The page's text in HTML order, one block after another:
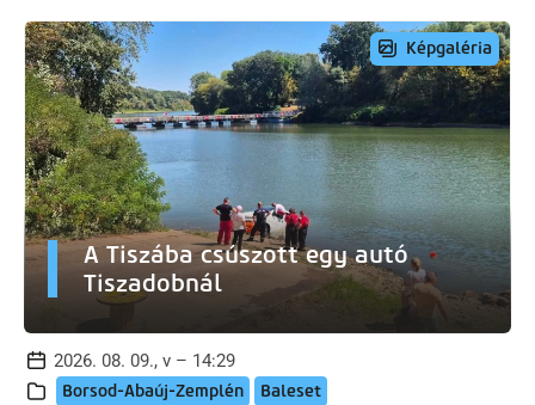
Képgaléria
A Tiszába csúszott egy autó
Tiszadobnál
2026. 08. 09., v – 14:29
Borsod-Abaúj-Zemplén Baleset